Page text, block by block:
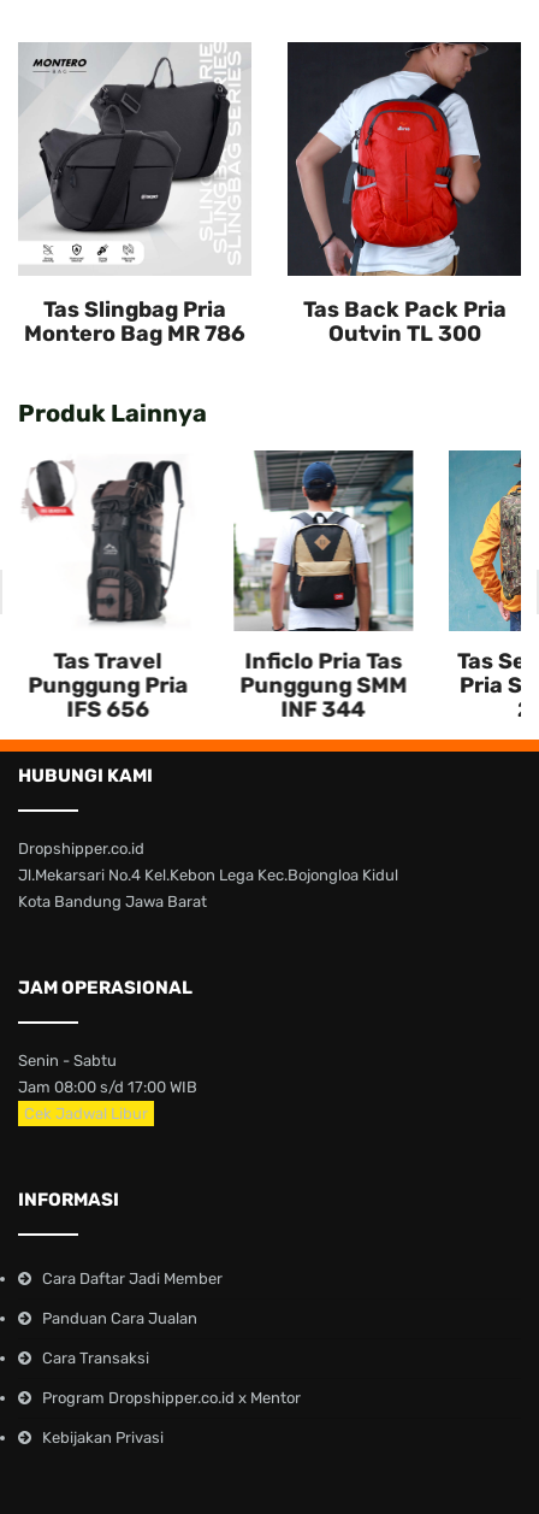
Tas Slingbag Pria
Montero Bag MR 786
Tas Back Pack Pria
Outvin TL 300
Produk Lainnya
Tas Travel
Punggung Pria
IFS 656
Inficlo Pria Tas
Punggung SMM
INF 344
Tas
Pria
HUBUNGI KAMI
Dropshipper.co.id
Jl.Mekarsari No.4 Kel.Kebon Lega Kec.Bojongloa Kidul
Kota Bandung Jawa Barat
JAM OPERASIONAL
Senin - Sabtu
Jam 08:00 s/d 17:00 WIB
Cek Jadwal Libur
INFORMASI
Cara Daftar Jadi Member
Panduan Cara Jualan
Cara Transaksi
Program Dropshipper.co.id x Mentor
Kebijakan Privasi